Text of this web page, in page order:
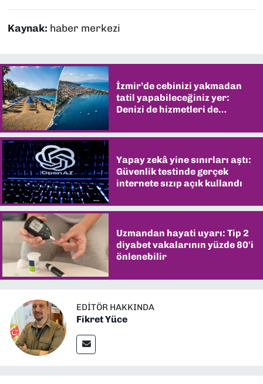
Kaynak: haber merkezi
İzmir’de cebinizi yakmadan
tatil yapabileceğiniz yer:
Denizi de hizmetleri de
Yapay zekâ yine sınırları aştı:
Güvenlik testinde gerçek
internete sızıp açık kullandı
Uzmandan hayati uyarı: Tip 2
diyabet vakalarının yüzde 80'i
önlenebilir
EDITÖR HAKKINDA
Fikret Yüce